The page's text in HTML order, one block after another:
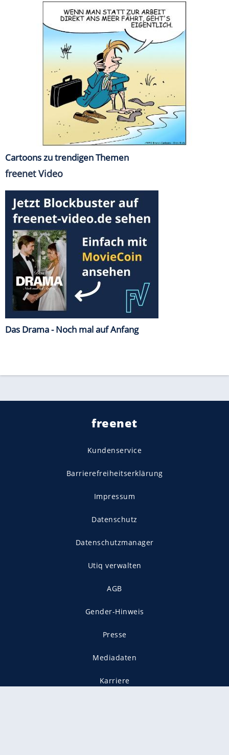
Cartoons zu trendigen Themen
freenet Video
Das Drama - Noch mal auf Anfang
freenet
Kundenservice
Barrierefreiheitserklärung
Impressum
Datenschutz
Datenschutzmanager
Utiq verwalten
AGB
Gender-Hinweis
Presse
Mediadaten
Karriere